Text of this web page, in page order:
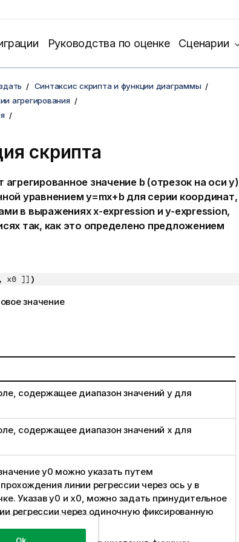
Руководства по оценке Сценарии
Синтаксис скрипта и функции диаграммы
агрегирования
скрипта
агрегированное значение b (отрезок на оси y)
уравнениемy=mx+bдля серии координат,
в выраженияхx-expression иy-expression,
так, как это определено предложением
x0 ]] )
значение
содержащее диапазон значений yдля
содержащее диапазон значений x для
y0 можно указать путем
линии регрессии через ось y в
Указавy0 и x0, можно задать принудительное
регрессии через одиночную фиксированную